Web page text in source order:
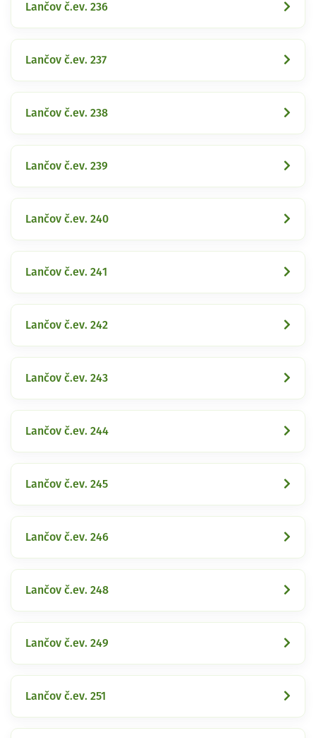
Lančov č.ev. 236
Lančov č.ev. 237
Lančov č.ev. 238
Lančov č.ev. 239
Lančov č.ev. 240
Lančov č.ev. 241
Lančov č.ev. 242
Lančov č.ev. 243
Lančov č.ev. 244
Lančov č.ev. 245
Lančov č.ev. 246
Lančov č.ev. 248
Lančov č.ev. 249
Lančov č.ev. 251